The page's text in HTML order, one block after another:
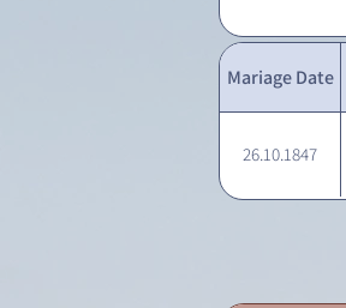
Mariage Date
26.10.1847